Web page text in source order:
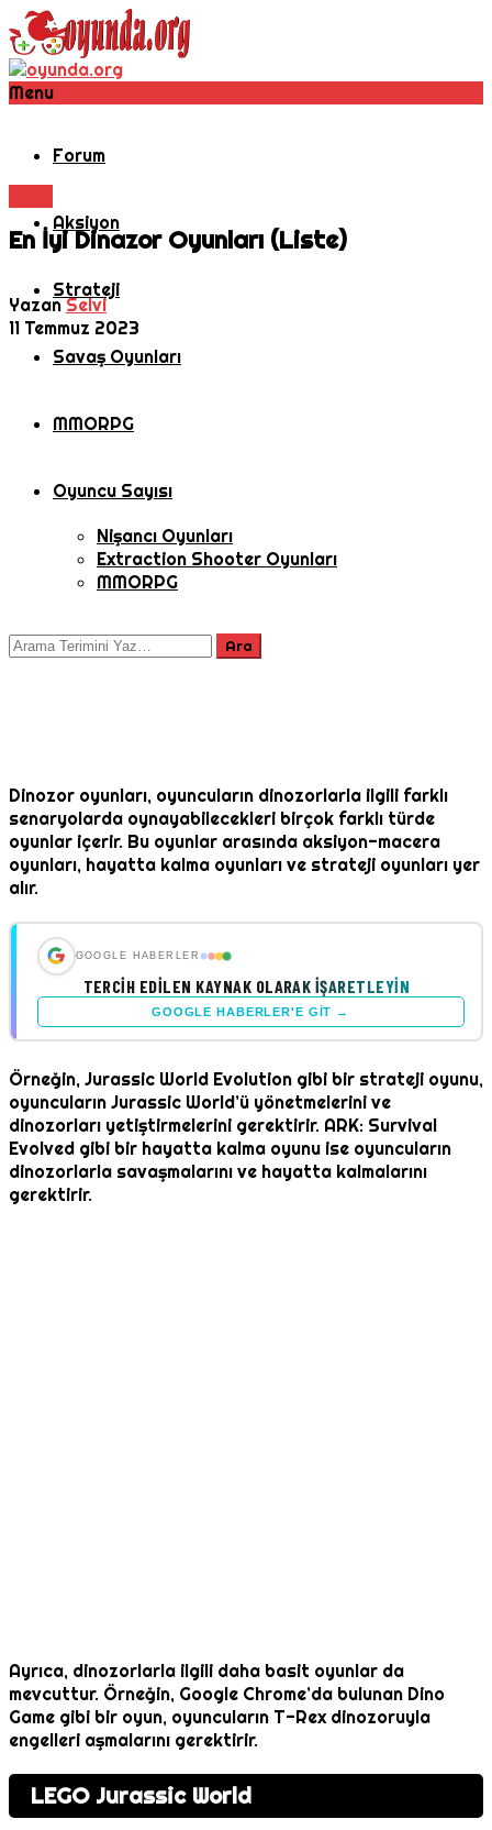
Menu
Forum
Aksiyon
Strateji
Savaş Oyunları
MMORPG
Oyuncu Sayısı
Nişancı Oyunları
Extraction Shooter Oyunları
MMORPG
En İyi Dinazor Oyunları (Liste)
YazanSelvi
11 Temmuz 2023
Dinozor oyunları, oyuncuların dinozorlarla ilgili farklı
senaryolarda oynayabilecekleri birçok farklı türde
oyunlar içerir. Bu oyunlar arasında aksiyon-macera
oyunları, hayatta kalma oyunları ve strateji oyunları yer
alır.
GOOGLE HABERLER
TERCIH EDILEN KAYNAK OLARAK İŞARETLEYIN
GOOGLE HABERLER'E GIT →
Örneğin, Jurassic World Evolution gibi bir strateji oyunu,
oyuncuların Jurassic World’ü yönetmelerini ve
dinozorları yetiştirmelerini gerektirir. ARK: Survival
Evolved gibi bir hayatta kalma oyunu ise oyuncuların
dinozorlarla savaşmalarını ve hayatta kalmalarını
gerektirir.
Ayrıca, dinozorlarla ilgili daha basit oyunlar da
mevcuttur. Örneğin, Google Chrome’da bulunan Dino
Game gibi bir oyun, oyuncuların T-Rex dinozoruyla
engelleri aşmalarını gerektirir.
LEGO Jurassic World